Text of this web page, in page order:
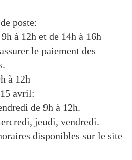
poste:
à 12h et de 14h à 16h
le paiement des
à 12h
avril:
de 9h à 12h.
jeudi, vendredi.
disponibles sur le site